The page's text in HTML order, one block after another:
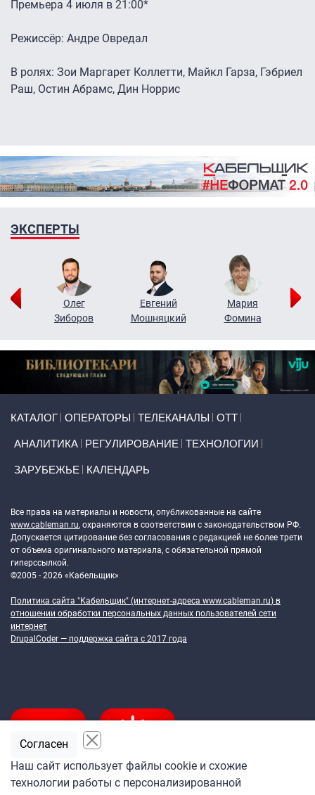
Премьера 4 июля в 21:00*
Режиссёр: Андре Овредал
В ролях: Зои Маргарет Коллетти, Майкл Гарза, Гэбриел
Раш, Остин Абрамс, Дин Норрис
ЭКСПЕРТЫ
Олег
Зиборов
Евгений
Мошняцкий
Мария
Фомина
КАТАЛОГ ОПЕРАТОРЫ ТЕЛЕКАНАЛЫ ОТТ
АНАЛИТИКА РЕГУЛИРОВАНИЕ ТЕХНОЛОГИИ
ЗАРУБЕЖЬЕ КАЛЕНДАРЬ
Все права на материалы и новости, опубликованные на сайте
www.cableman.ru, охраняются в соответствии с законодательством РФ.
Допускается цитирование без согласования с редакцией не более трети
от объема оригинального материала, с обязательной прямой
гиперссылкой.
©2005 - 2026 «Кабельщик»
Политика сайта "Кабельщик" (интернет-адреса www.cableman.ru) в
отношении обработки персональных данных пользователей сети
интернет
DrupalCoder — поддержка сайта c 2017 года
Наш сайт использует файлы cookie и схожие
технологии работы с персонализированной
Согласен